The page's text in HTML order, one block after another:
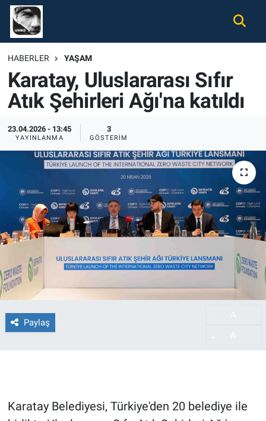
HABERLER YAŞAM
Karatay, Uluslararası Sıfır
Atık Şehirleri Ağı'na katıldı
23.04.2026 - 13:45
YAYINLANMA
3
GÖSTERIM
Paylaş
Karatay Belediyesi, Türkiye'den 20 belediye ile
Gündem
Ekonomi
Spor
Magazin
Tüm Haberler
İletişim
Künye
Nöbetçi Eczaneler
Hava Durumu
Namaz Vakitleri
Trafik Durumu
Süper Lig Puan Durumu ve Fikstür
Tüm Manşetler
Son Dakika Haberleri
Haber Arşivi